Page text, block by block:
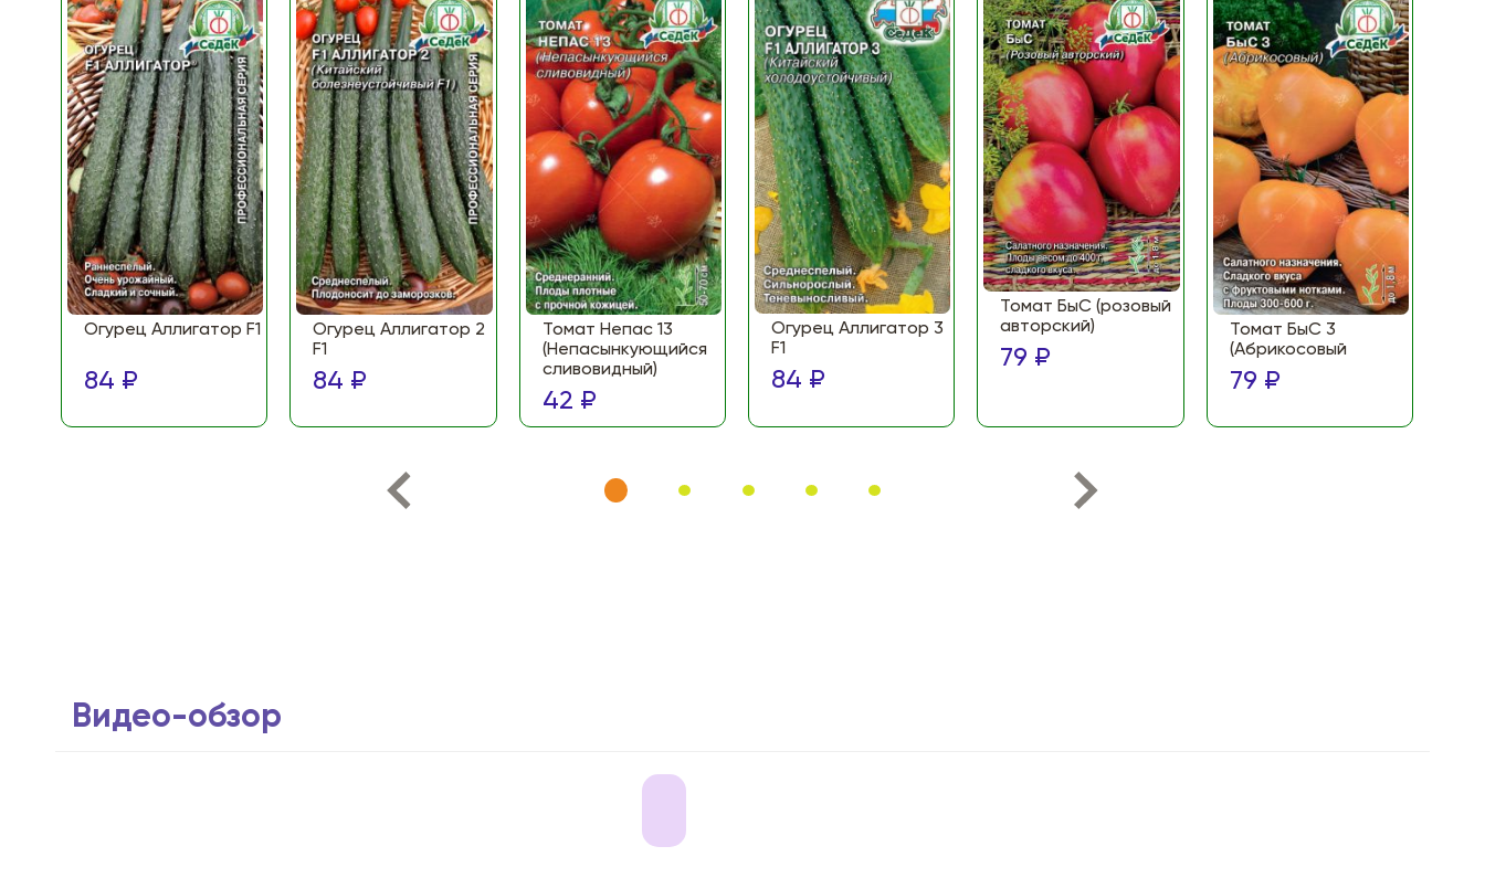
Огурец Аллигатор F1
84 ₽
Огурец Аллигатор 2
F1
84 ₽
Томат Непас 13
(Непасынкующийся
сливовидный)
42 ₽
Огурец Аллигатор 3
F1
84 ₽
Томат БыС (розовый
авторский)
79 ₽
Томат БыС 3
(Абрикосовый
79 ₽
Видео-обзор